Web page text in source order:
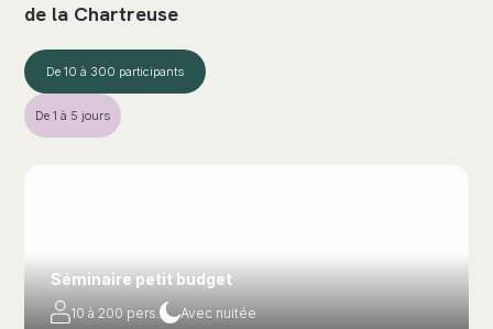
de la Chartreuse
De 10 à 300 participants
De 1 à 5 jours
Séminaire petit budget
10 à 200 pers. Avec nuitée